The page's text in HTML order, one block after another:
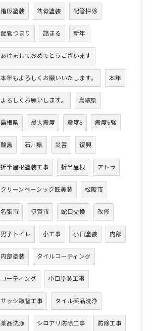
階段塗装 鉄骨塗装 配管掃除
配管つまり 詰まる 新年
あけましておめでとうございます
本年もよろしくお願いいたします。 本年
よろしくお願いします。 鳥取県
島根県 最大震度 震度5 震度5強
輪島 石川県 災害 復興
折半屋根塗装工事 折半屋根 アトラ
クリーンベーシック匠美装 松阪市
名張市 伊賀市 蛇口交換 改修
男子トイレ 小工事 小口塗装 内部
内部塗装 タイルコーティング
コーティング 小口塗装工事
サッシ取替工事 タイル薬品洗浄
薬品洗浄 シロアリ防除工事 防除工事